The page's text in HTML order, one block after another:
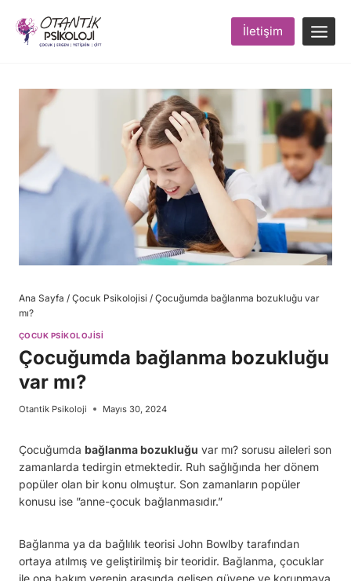
content
İletişim
Ana Sayfa / Çocuk Psikolojisi / Çocuğumda bağlanma bozukluğu var
mı?
ÇOCUK PSIKOLOJISI
Çocuğumda bağlanma bozukluğu
var mı?
Otantik Psikoloji Mayıs 30, 2024
Çocuğumda bağlanma bozukluğu var mı? sorusu aileleri son
zamanlarda tedirgin etmektedir. Ruh sağlığında her dönem
popüler olan bir konu olmuştur. Son zamanların popüler
konusu ise ”anne-çocuk bağlanmasıdır.”
Bağlanma ya da bağlılık teorisi John Bowlby tarafından
ortaya atılmış ve geliştirilmiş bir teoridir. Bağlanma, çocuklar
ile ona bakım verenin arasında gelişen güvene ve korunmaya